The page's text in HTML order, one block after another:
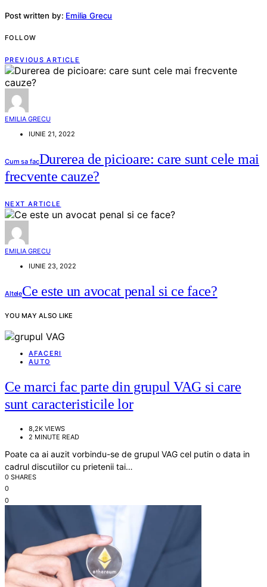
Post written by: Emilia Grecu
FOLLOW
PREVIOUS ARTICLE
EMILIA GRECU
IUNIE 21, 2022
Cum sa facDurerea de picioare: care sunt cele mai
frecvente cauze?
NEXT ARTICLE
EMILIA GRECU
IUNIE 23, 2022
AlteleCe este un avocat penal si ce face?
YOU MAY ALSO LIKE
AFACERI
AUTO
Ce marci fac parte din grupul VAG si care
sunt caracteristicile lor
8,2K VIEWS
2 MINUTE READ
Poate ca ai auzit vorbindu-se de grupul VAG cel putin o data in
cadrul discutiilor cu prietenii tai…
0 SHARES
0
0